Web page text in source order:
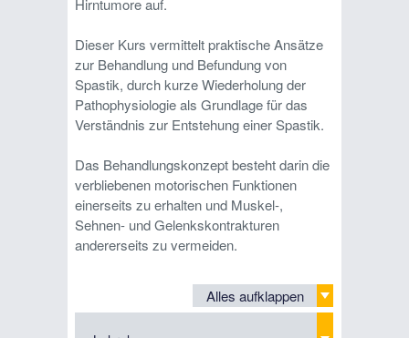
Hirntumore auf.
Dieser Kurs vermittelt praktische Ansätze
zur Behandlung und Befundung von
Spastik, durch kurze Wiederholung der
Pathophysiologie als Grundlage für das
Verständnis zur Entstehung einer Spastik.
Das Behandlungskonzept besteht darin die
verbliebenen motorischen Funktionen
einerseits zu erhalten und Muskel-,
Sehnen- und Gelenkskontrakturen
andererseits zu vermeiden.
Alles aufklappen